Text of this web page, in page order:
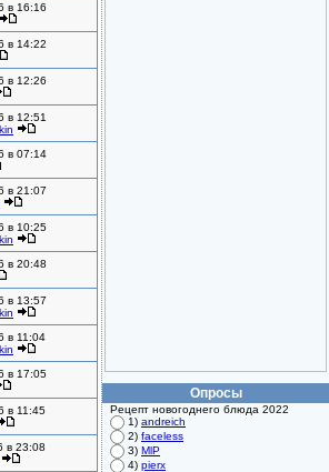
в 16:16
в 14:22
в 12:26
в 12:51
в 07:14
в 21:07
в 10:25
в 20:48
в 13:57
в 11:04
в 17:05
в 11:45
в 23:08
Опросы
Рецепт новогоднего блюда 2022
1) andreich
2) faceless
3) MlP
4) pierx